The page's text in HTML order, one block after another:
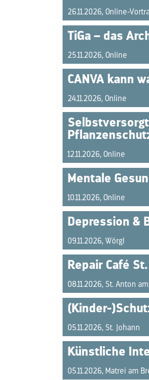
26.11.2026, Online-
TiGa – das
25.11.2026, Online
CANVA kann
24.11.2026, Online
12.11.2026, Online
Mentale
10.11.2026, Online
Depression &
09.11.2026, Wörgl
Repair Café
08.11.2026, St. Anton
(Kinder-
05.11.2026, St. Johann
Künstliche
05.11.2026, Matrei am